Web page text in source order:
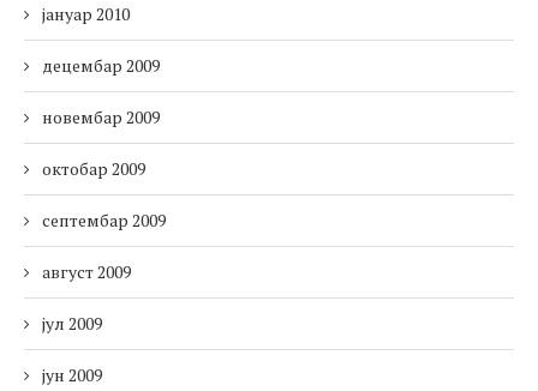
јануар 2010
децембар 2009
новембар 2009
октобар 2009
септембар 2009
август 2009
јул 2009
јун 2009